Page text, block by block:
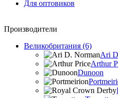
Для оптовиков
Производители
Великобритания (6)
Ari
Arthur
Dunoon